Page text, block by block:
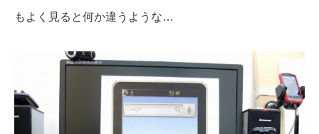
もよく見ると何か違うような…